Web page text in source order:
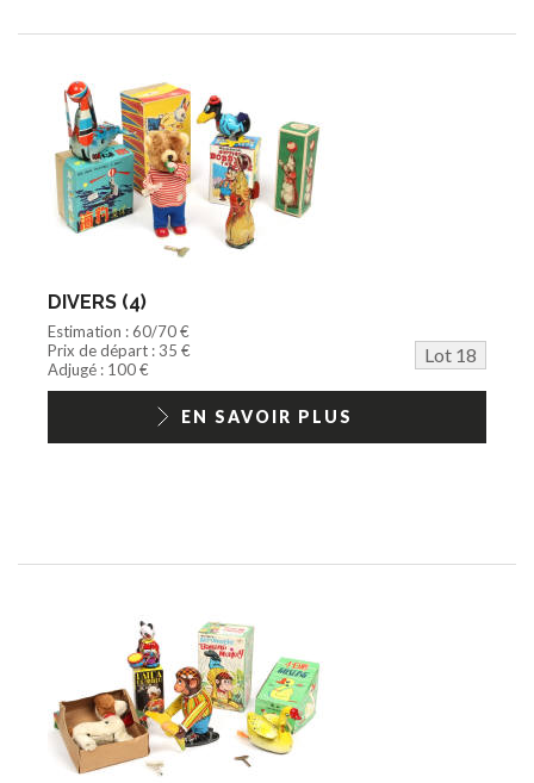
DIVERS (4)
Estimation : 60/70 €
Prix de départ : 35 €
Lot 18
Adjugé : 100 €
EN SAVOIR PLUS